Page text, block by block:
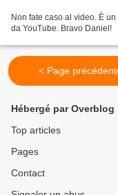
Non fate caso al video. È
da YouTube. Bravo Daniel!
< Page
Hébergé par Overblog
Top articles
Pages
Contact